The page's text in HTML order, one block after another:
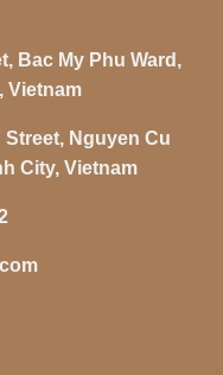
Bac My Phu Ward,
Vietnam
Nguyen Cu
City, Vietnam